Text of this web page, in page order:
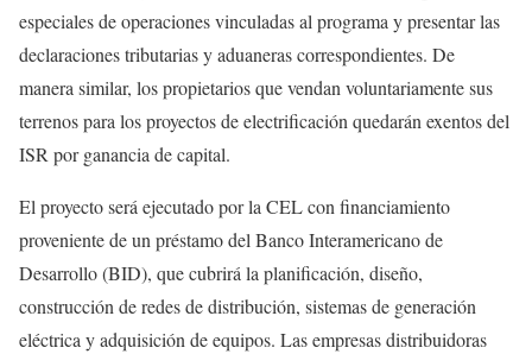
especiales de operaciones vinculadas al programa y presentar las
declaraciones tributarias y aduaneras correspondientes. De
manera similar, los propietarios que vendan voluntariamente sus
terrenos para los proyectos de electrificación quedarán exentos del
ISR por ganancia de capital.
El proyecto será ejecutado por la CEL con financiamiento
proveniente de un préstamo del Banco Interamericano de
Desarrollo (BID), que cubrirá la planificación, diseño,
construcción de redes de distribución, sistemas de generación
eléctrica y adquisición de equipos. Las empresas distribuidoras